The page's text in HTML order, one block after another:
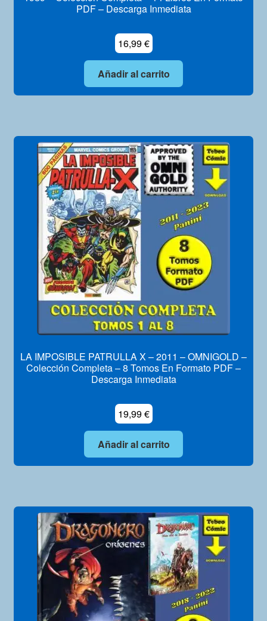
PDF – Descarga Inmediata
16,99€
Añadir al carrito
LA IMPOSIBLE PATRULLA X – 2011 – OMNIGOLD –
Colección Completa – 8 Tomos En Formato PDF –
Descarga Inmediata
19,99€
Añadir al carrito